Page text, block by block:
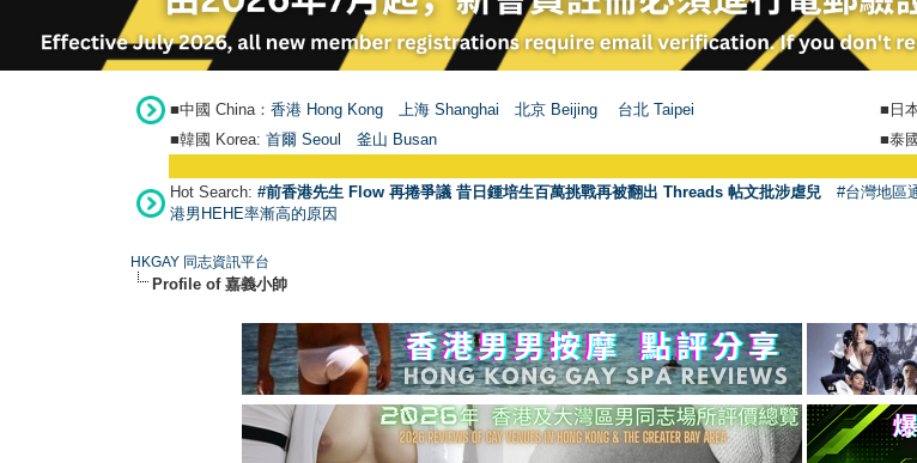
■中國 China： 香港 Hong Kong 上海 Shanghai 北京 Beijing 台北 Taipei ■日
■韓國 Korea: 首爾 Seou 釜山 Busan ■泰
Hot Search: #前香港先生 Flow 再捲爭議 昔日鍾培生百萬挑戰再被翻出 Threads 帖文批涉虐兒 #台灣地區
港男HEHE率漸高的原因
HKGAY 同志資訊平台
Profile of 嘉義小帥